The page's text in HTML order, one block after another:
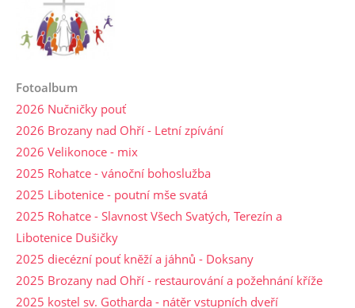
Fotoalbum
2026 Nučničky pouť
2026 Brozany nad Ohří - Letní zpívání
2026 Velikonoce - mix
2025 Rohatce - vánoční bohoslužba
2025 Libotenice - poutní mše svatá
2025 Rohatce - Slavnost Všech Svatých, Terezín a
Libotenice Dušičky
2025 diecézní pouť kněží a jáhnů - Doksany
2025 Brozany nad Ohří - restaurování a požehnání kříže
2025 kostel sv. Gotharda - nátěr vstupních dveří